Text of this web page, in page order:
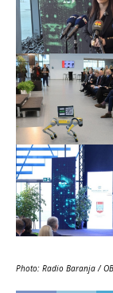
Photo: Radio Baranja /